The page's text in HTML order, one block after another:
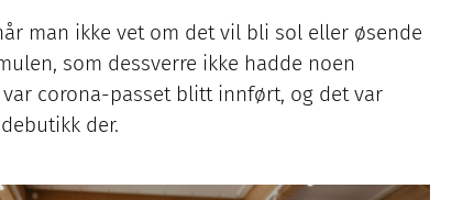
man ikke vet om det vil bli sol eller øsende
som dessverre ikke hadde noen
corona-passet blitt innført, og det var
der.